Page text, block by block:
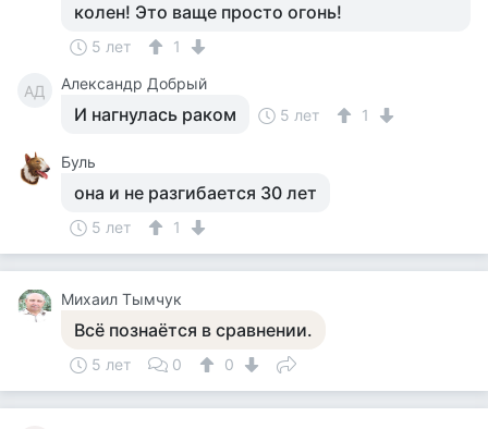
колен! Это ваще просто огонь!
5 лет 1
АД Александр Добрый
И нагнулась раком 5 лет 1
Буль
она и не разгибается 30 лет
5 лет 1
Михаил Тымчук
Всё познаётся в сравнении.
5 лет 0 0